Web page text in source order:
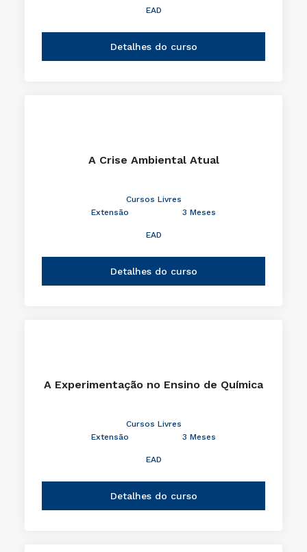
EAD
Detalhes do curso
A Crise Ambiental Atual
Cursos Livres
Extensão
3 Meses
EAD
Detalhes do curso
A Experimentação no Ensino de Química
Cursos Livres
Extensão
3 Meses
EAD
Detalhes do curso